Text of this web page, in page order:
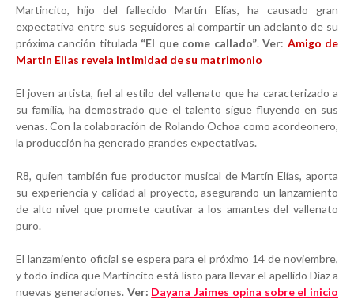
Martincito, hijo del fallecido Martín Elías, ha causado gran
expectativa entre sus seguidores al compartir un adelanto de su
próxima canción titulada “El que come callado”.Ver: Amigo de
Martin Elias revela intimidad de su matrimonio
El joven artista, fiel al estilo del vallenato que ha caracterizado a
su familia, ha demostrado que el talento sigue fluyendo en sus
venas. Con la colaboración de Rolando Ochoa como acordeonero,
la producción ha generado grandes expectativas.
R8, quien también fue productor musical de Martín Elías, aporta
su experiencia y calidad al proyecto, asegurando un lanzamiento
de alto nivel que promete cautivar a los amantes del vallenato
puro.
El lanzamiento oficial se espera para el próximo 14 de noviembre,
y todo indica que Martincito está listo para llevar el apellido Díaz a
nuevas generaciones. Ver: Dayana Jaimes opina sobre el inicio